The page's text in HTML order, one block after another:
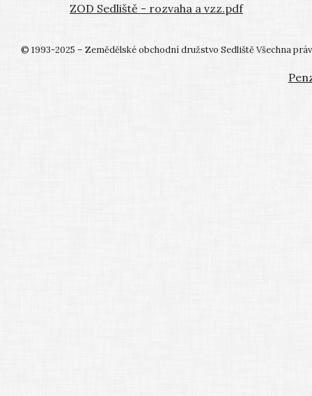
ZOD Sedliště - rozvaha a vzz.pdf
© 1993-2025 – Zemědělské obchodní družstvo Sedliště Všechna